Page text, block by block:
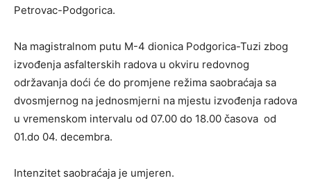
Petrovac-Podgorica.
Na magistralnom putu M-4 dionica Podgorica-Tuzi zbog
izvođenja asfalterskih radova u okviru redovnog
održavanja doći će do promjene režima saobraćaja sa
dvosmjernog na jednosmjerni na mjestu izvođenja radova
u vremenskom intervalu od 07.00 do 18.00 časova od
01.do 04. decembra.
Intenzitet saobraćaja je umjeren.